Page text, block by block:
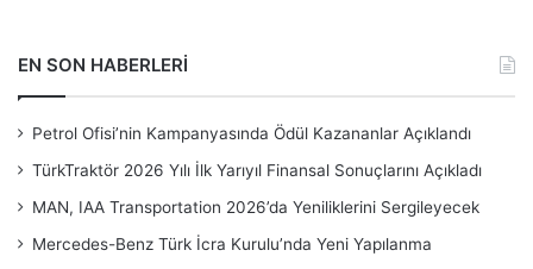
EN SON HABERLERİ
Petrol Ofisi’nin Kampanyasında Ödül Kazananlar Açıklandı
TürkTraktör 2026 Yılı İlk Yarıyıl Finansal Sonuçlarını Açıkladı
MAN, IAA Transportation 2026’da Yeniliklerini Sergileyecek
Mercedes-Benz Türk İcra Kurulu’nda Yeni Yapılanma